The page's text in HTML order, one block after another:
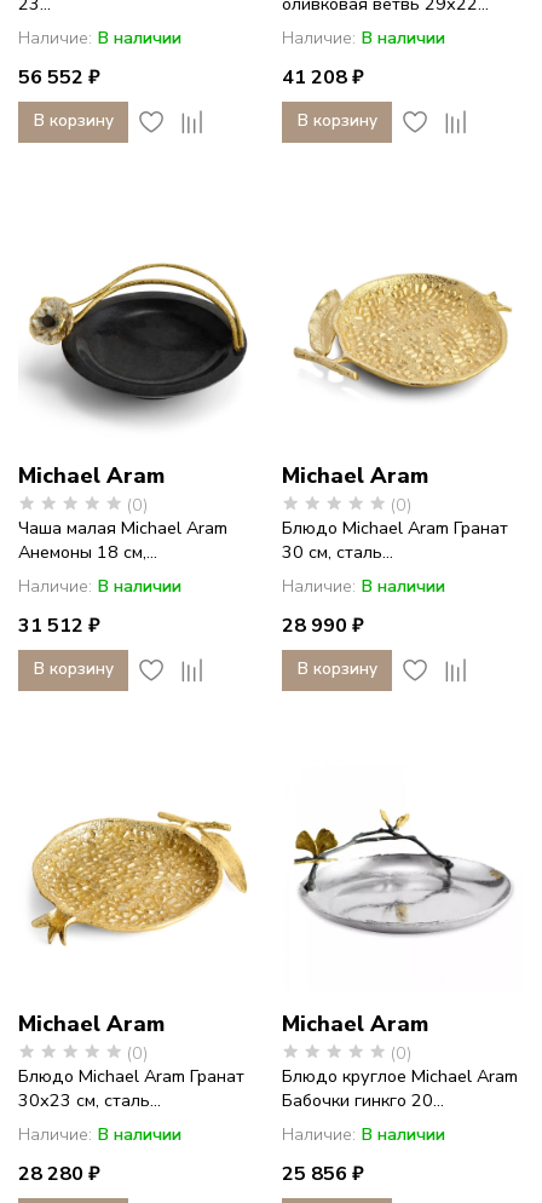
Наличие: В наличии
56 552 ₽
В корзину
Наличие: В наличии
41 208 ₽
В корзину
Michael Aram
(0)
Чаша малая Michael Aram
Анемоны 18 см,...
Наличие: В наличии
31 512 ₽
В корзину
Michael Aram
(0)
Блюдо Michael Aram Гранат
30 см, сталь...
Наличие: В наличии
28 990 ₽
В корзину
Michael Aram
(0)
Блюдо Michael Aram Гранат
30х23 см, сталь...
Наличие: В наличии
28 280 ₽
Michael Aram
(0)
Блюдо круглое Michael Aram
Бабочки гинкго 20...
Наличие: В наличии
25 856 ₽